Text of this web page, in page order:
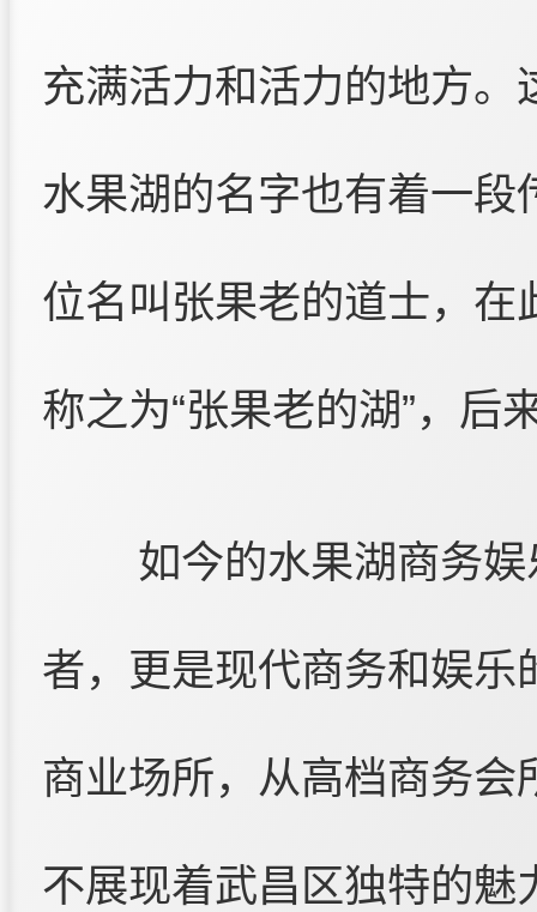
充满活力和活力的地方
水果湖的名字也有着一
位名叫张果老的道士，
称之为“张果老的湖”，后
如今的水果湖商务
者，更是现代商务和娱
商业场所，从高档商务
不展现着武昌区独特的